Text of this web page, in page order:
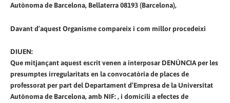
Autònoma de Barcelona, Bellaterra 08193 (Barcelona),
Davant d’aquest Organisme compareix i com millor procedeixi
DIUEN:
Que mitjançant aquest escrit venen a interposar DENÚNCIA per les
presumptes irregularitats en la convocatòria de places de
professorat per part del Departament d’Empresa de la Universitat
Autònoma de Barcelona, amb NIF: , i domicili a efectes de